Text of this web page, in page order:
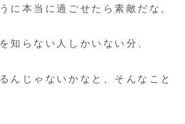
に本当に過ごせたら素敵だな。
知らない人しかいない分、
んじゃないかなと、そんなこと